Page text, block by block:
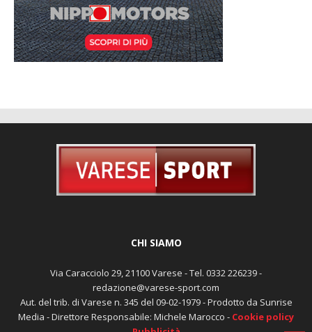
CHI SIAMO
Via Caracciolo 29, 21100 Varese - Tel. 0332 226239 -
redazione@varese-sport.com
Aut. del trib. di Varese n. 345 del 09-02-1979 - Prodotto da Sunrise